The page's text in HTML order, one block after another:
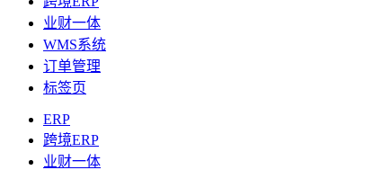
业财一体
WMS系统
订单管理
标签页
ERP
跨境ERP
业财一体